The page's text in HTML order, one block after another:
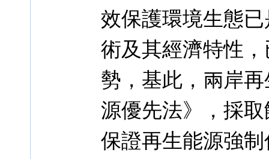
效保護環境生態
術及其經濟特性
勢，基此，兩岸
源優先法》，採
保證再生能源強